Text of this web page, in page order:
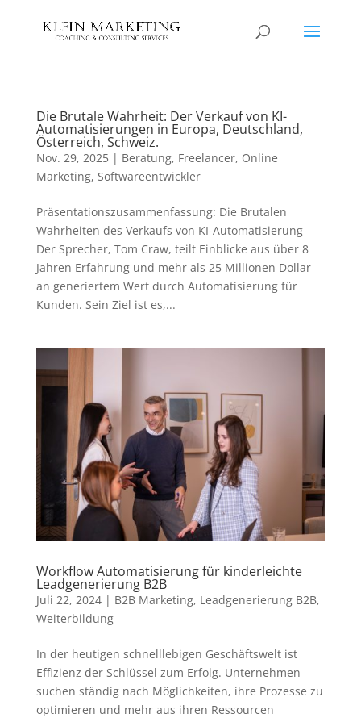
Die Brutale Wahrheit: Der Verkauf von KI-
Automatisierungen in Europa, Deutschland,
Österreich, Schweiz.
Nov. 29, 2025| Beratung, Freelancer, Online
Marketing, Softwareentwickler
Präsentationszusammenfassung: Die Brutalen
Wahrheiten des Verkaufs von KI-Automatisierung
Der Sprecher, Tom Craw, teilt Einblicke aus über 8
Jahren Erfahrung und mehr als 25 Millionen Dollar
an generiertem Wert durch Automatisierung für
Kunden. Sein Ziel ist es,...
Workflow Automatisierung für kinderleichte
Leadgenerierung B2B
Juli 22, 2024| B2B Marketing, Leadgenerierung B2B,
Weiterbildung
In der heutigen schnelllebigen Geschäftswelt ist
Effizienz der Schlüssel zum Erfolg. Unternehmen
suchen ständig nach Möglichkeiten, ihre Prozesse zu
optimieren und mehr aus ihren Ressourcen